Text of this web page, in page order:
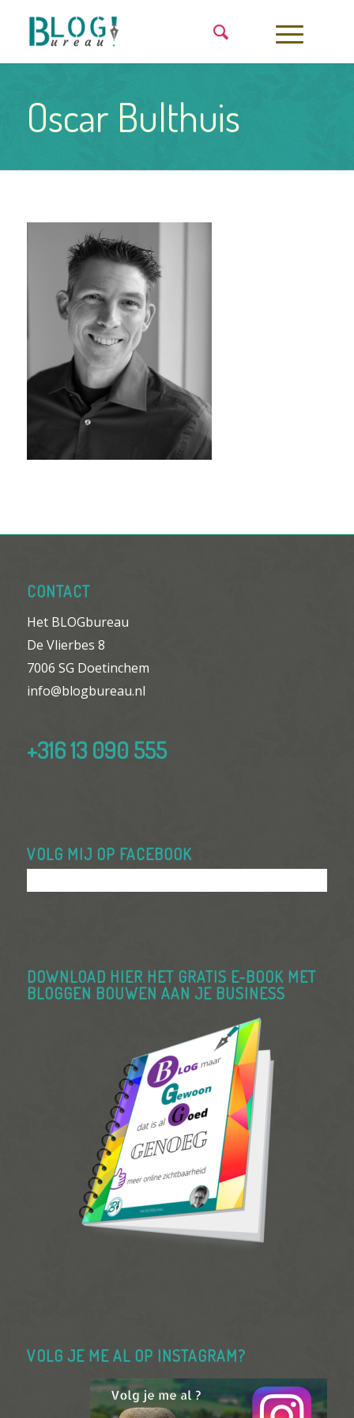
Oscar Bulthuis
CONTACT
Het BLOGbureau
De Vlierbes 8
7006 SG Doetinchem
info@blogbureau.nl
+316 13 090 555
VOLG MIJ OP FACEBOOK
DOWNLOAD HIER HET GRATIS E-BOOK MET
BLOGGEN BOUWEN AAN JE BUSINESS
VOLG JE ME AL OP INSTAGRAM?